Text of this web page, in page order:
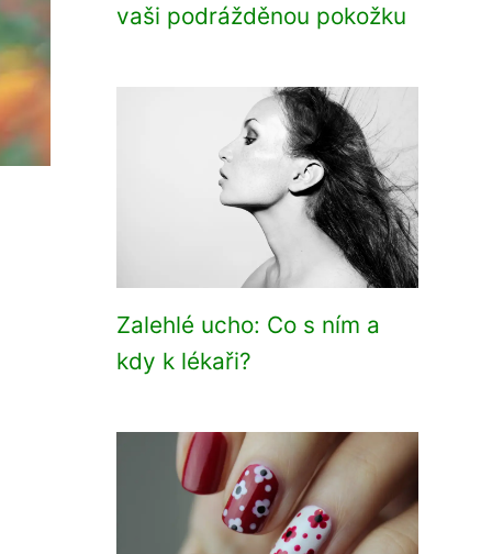
vaši podrážděnou pokožku
Zalehlé ucho: Co s ním a
kdy k lékaři?